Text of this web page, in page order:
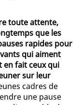
toute attente,
que les
rapides pour
qui aiment
en fait ceux qui
sur leur
cadres de
une pause